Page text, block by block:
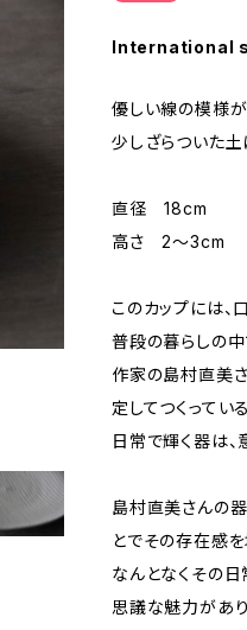
International
優しい線の模様
少しざらついた土
直径 18cm
高さ 2～3cm
このカップには
普段の暮らしの
作家の島村直美
定してつくってい
日常で輝く器は、
島村直美さんの
とでその存在感を
なんとなくその日
思議な魅力があり